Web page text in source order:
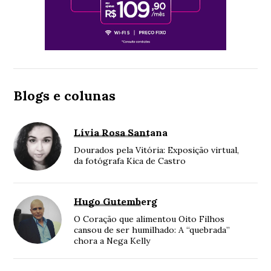
Blogs e colunas
Lívia Rosa Santana
Dourados pela Vitória: Exposição virtual,
da fotógrafa Kica de Castro
Hugo Gutemberg
O Coração que alimentou Oito Filhos
cansou de ser humilhado: A “quebrada”
chora a Nega Kelly